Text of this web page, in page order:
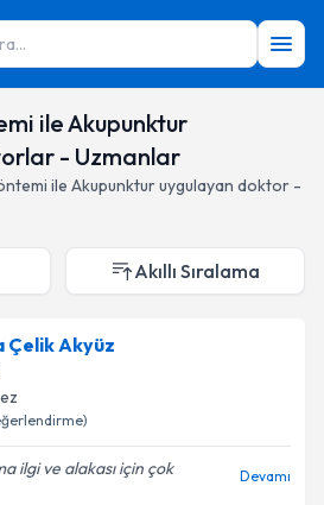
ile Akupunktur
- Uzmanlar
ile Akupunkturuygulayan doktor -
Akıllı Sıralama
Çelik Akyüz
ilgi ve alakası için çok
Devamı